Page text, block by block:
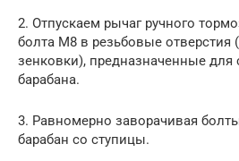
2. Отпускаем рычаг ручного
болта М8 в резьбовые
зенковки), предназначенные для
барабана.
3. Равномерно заворачивая
барабан со ступицы.